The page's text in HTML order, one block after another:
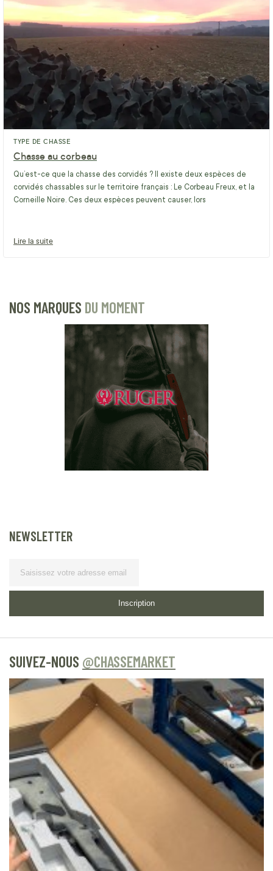
TYPE DE CHASSE
Chasse au corbeau
Qu’est-ce que la chasse des corvidés ? Il existe deux espèces de
corvidés chassables sur le territoire français : Le Corbeau Freux, et la
Corneille Noire. Ces deux espèces peuvent causer, lors
Lire la suite
NOS MARQUES DU MOMENT
NEWSLETTER
Inscription
SUIVEZ-NOUS @CHASSEMARKET